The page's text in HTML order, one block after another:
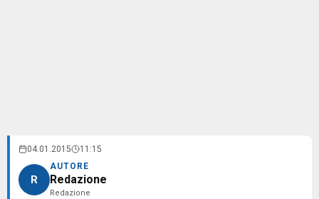
04.01.2015 11:15
R
AUTORE
Redazione
Redazione